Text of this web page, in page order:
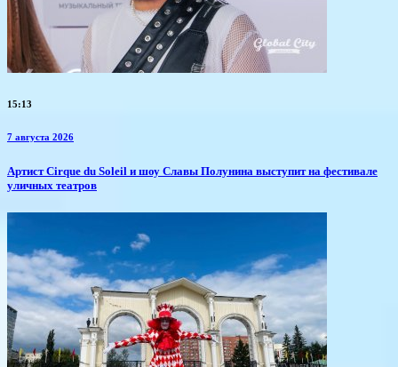
15:13
7 августа 2026
Артист Cirque du Soleil и шоу Славы Полунина выступит на фестивале
уличных театров